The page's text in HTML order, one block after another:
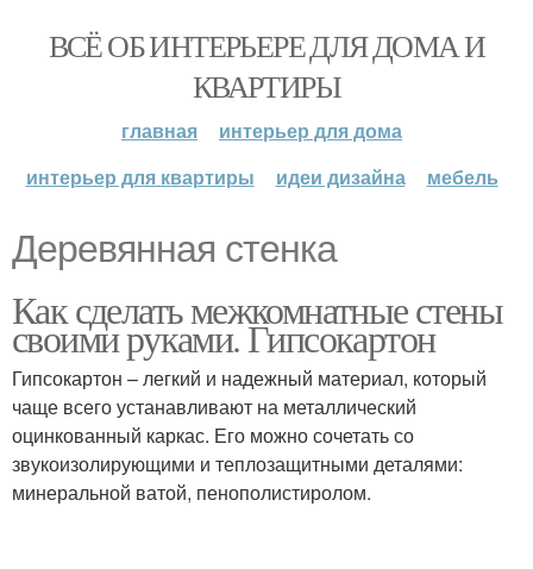
ВСЁ ОБ ИНТЕРЬЕРЕ ДЛЯ ДОМА И
КВАРТИРЫ
главная
интерьер для дома
интерьер для квартиры
идеи дизайна мебель
Деревянная стенка
Как сделать межкомнатные стены
своими руками. Гипсокартон
Гипсокартон – легкий и надежный материал, который
чаще всего устанавливают на металлический
оцинкованный каркас. Его можно сочетать со
звукоизолирующими и теплозащитными деталями:
минеральной ватой, пенополистиролом.